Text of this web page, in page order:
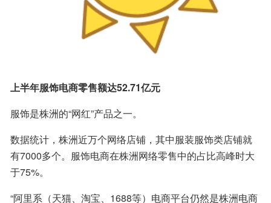
上半年服饰电商零售额达52.71亿元
服饰是株洲的“网红”产品之一。
数据统计，株洲近万个网络店铺，其中服装服饰类店铺就
有7000多个。服饰电商在株洲网络零售中的占比高峰时大
于75%。
“阿里系（天猫、淘宝、1688等）电商平台仍然是株洲电商